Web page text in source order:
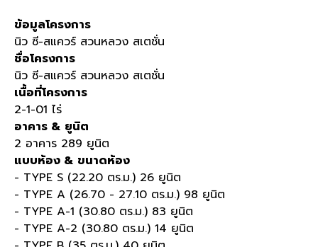
ข้อมูลโครงการ
นิว ซี-สแควร์ สวนหลวง สเตชั่น
ชื่อโครงการ
นิว ซี-สแควร์ สวนหลวง สเตชั่น
เนื้อที่โครงการ
2-1-01 ไร่
อาคาร & ยูนิต
2 อาคาร 289 ยูนิต
แบบห้อง & ขนาดห้อง
- TYPE S (22.20 ตร.ม.) 26 ยูนิต
- TYPE A (26.70 - 27.10 ตร.ม.) 98 ยูนิต
- TYPE A-1 (30.80 ตร.ม.) 83 ยูนิต
- TYPE A-2 (30.80 ตร.ม.) 14 ยูนิต